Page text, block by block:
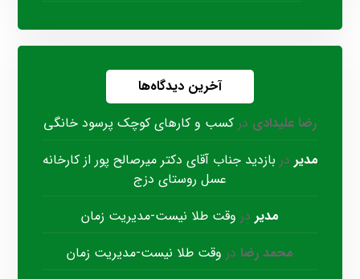
آخرین دیدگاه‌ها
رضا علیدادی در کسب و کارهای کوچک پرسود خانگی
مدیر در بازدید جناب آقای دکتر میرصالح پور از کارخانه
عسل روستای دزج
مدیر در وقت طلا نیست-مدیریت زمان
محمد رضا در وقت طلا نیست-مدیریت زمان